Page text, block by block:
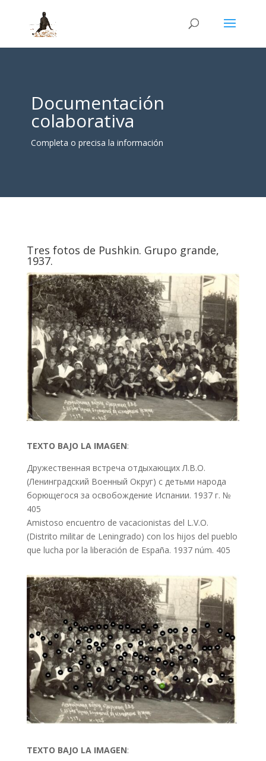
Documentación
colaborativa
Completa o precisa la información
Tres fotos de Pushkin. Grupo grande,
1937.
TEXTO BAJO LA IMAGEN:
Дружественная встреча отдыхающих Л.В.О.
(Ленинградский Военный Округ) с детьми народа
борющегося за освобождение Испании. 1937 г. №
405
Amistoso encuentro de vacacionistas del L.V.O.
(Distrito militar de Leningrado) con los hijos del pueblo
que lucha por la liberación de España. 1937 núm. 405
TEXTO BAJO LA IMAGEN: